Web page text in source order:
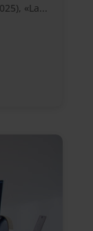
«La...